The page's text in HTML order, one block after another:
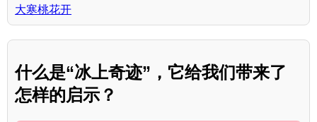
大寒桃花开
什么是“冰上奇迹”，它给我们带来了
怎样的启示？